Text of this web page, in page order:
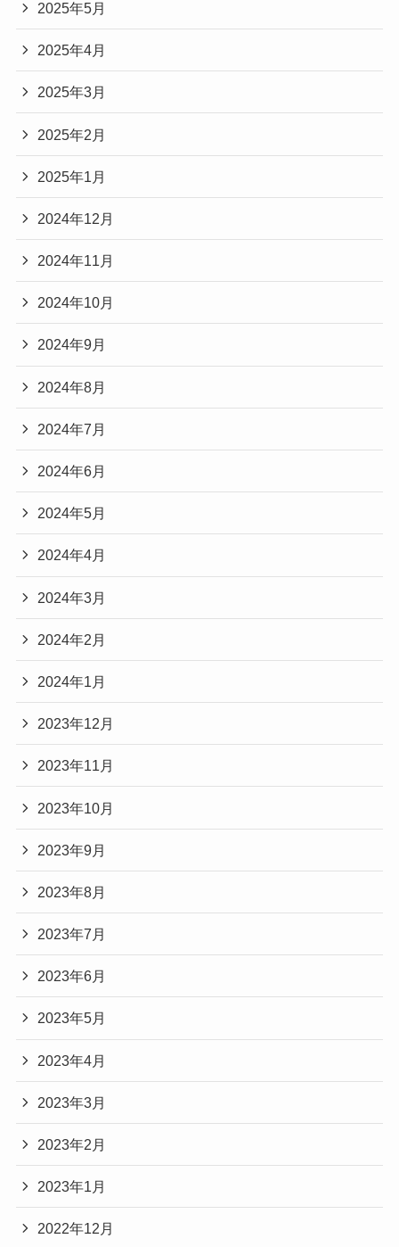
2025年5月
2025年4月
2025年3月
2025年2月
2025年1月
2024年12月
2024年11月
2024年10月
2024年9月
2024年8月
2024年7月
2024年6月
2024年5月
2024年4月
2024年3月
2024年2月
2024年1月
2023年12月
2023年11月
2023年10月
2023年9月
2023年8月
2023年7月
2023年6月
2023年5月
2023年4月
2023年3月
2023年2月
2023年1月
2022年12月